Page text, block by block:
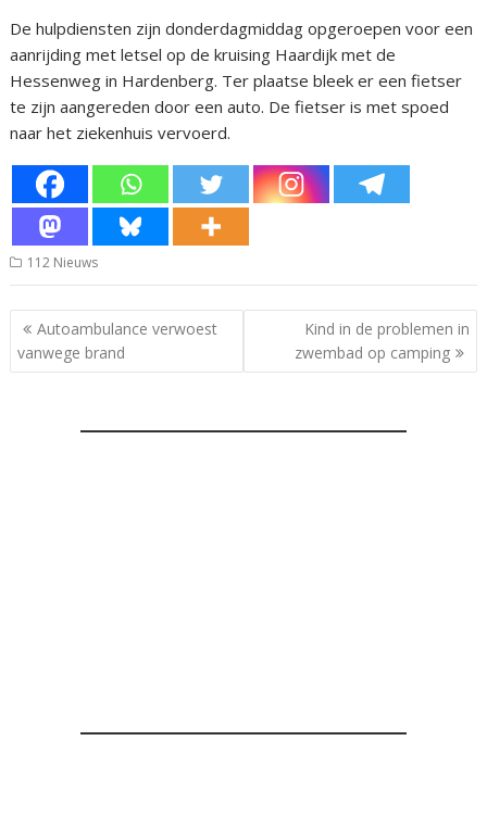
De hulpdiensten zijn donderdagmiddag opgeroepen voor een
aanrijding met letsel op de kruising Haardijk met de
Hessenweg in Hardenberg. Ter plaatse bleek er een fietser
te zijn aangereden door een auto. De fietser is met spoed
naar het ziekenhuis vervoerd.
112 Nieuws
Bericht
navigatie
Autoambulance verwoest
vanwege brand
Kind in de problemen in
zwembad op camping